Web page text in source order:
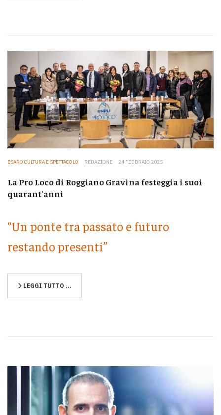
ESARO CULTURA E SPETTACOLO REDAZIONE 24 FEBBRAIO 2025
La Pro Loco di Roggiano Gravina festeggia i suoi
quarant'anni
“Un ponte tra passato e futuro
restando presenti”
LEGGI TUTTO …